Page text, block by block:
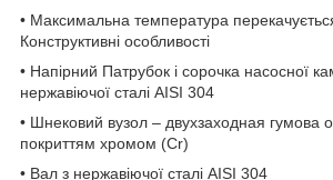
• Максимальна температура
Конструктивні особливості
• Напірний Патрубок і сорочка насосної
нержавіючої сталі AISI 304
• Шнековий вузол – двухзаходная гумова
покриттям хромом (Cr)
• Вал з нержавіючої сталі AISI 304